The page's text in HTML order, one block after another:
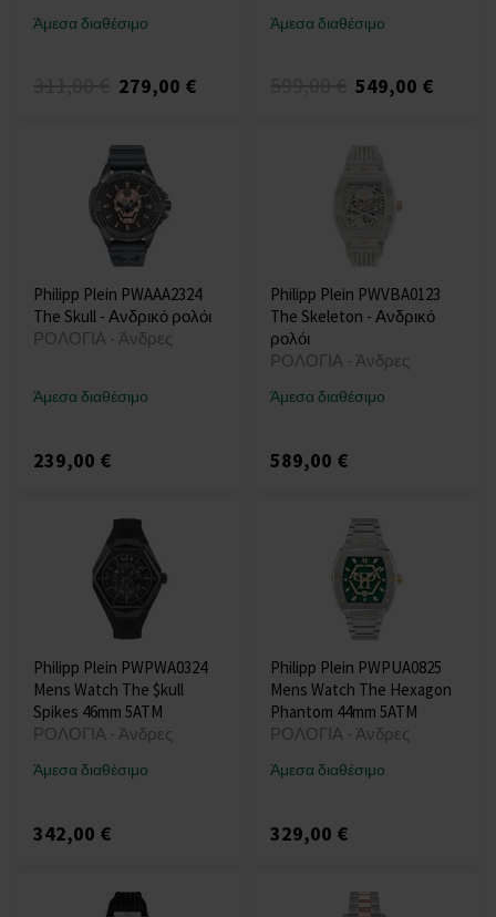
Άμεσα διαθέσιμο
279,00 €
Άμεσα διαθέσιμο
549,00 €
Philipp Plein PWAAA2324
The Skull - Ανδρικό ρολόι
ΡΟΛΟΓΙΑ - Άνδρες
Άμεσα διαθέσιμο
239,00 €
Philipp Plein PWVBA0123
The Skeleton - Ανδρικό
ρολόι
ΡΟΛΟΓΙΑ - Άνδρες
Άμεσα διαθέσιμο
589,00 €
Philipp Plein PWPWA0324
Mens Watch The $kull
Spikes 46mm 5ATM
ΡΟΛΟΓΙΑ - Άνδρες
Άμεσα διαθέσιμο
342,00 €
Philipp Plein PWPUA0825
Mens Watch The Hexagon
Phantom 44mm 5ATM
ΡΟΛΟΓΙΑ - Άνδρες
Άμεσα διαθέσιμο
329,00 €